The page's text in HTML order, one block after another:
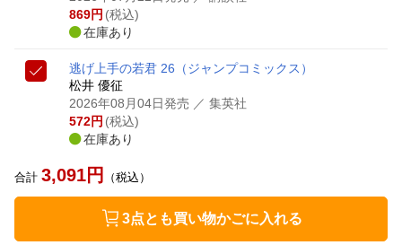
869円 (税込)
在庫あり
逃げ上手の若君 26 （ジャンプコミックス）
松井 優征
2026年08月04日発売 ／ 集英社
572円 (税込)
在庫あり
合計 3,091円 （税込）
3点とも買い物かごに入れる